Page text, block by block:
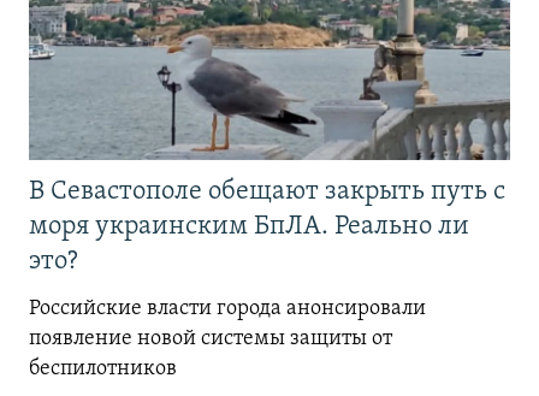
В Севастополе обещают закрыть путь с
моря украинским БпЛА. Реально ли
это?
Российские власти города анонсировали
появление новой системы защиты от
беспилотников